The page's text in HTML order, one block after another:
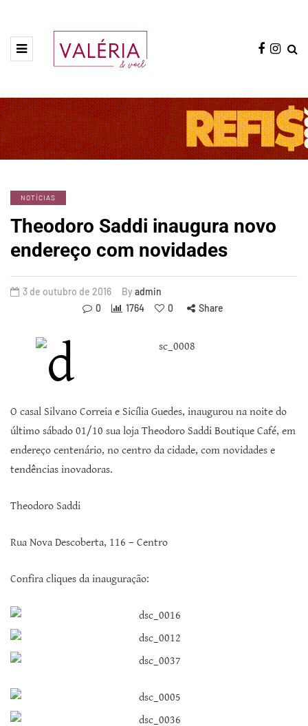
NOTÍCIAS
Theodoro Saddi inaugura novo
endereço com novidades
3 de outubro de 2016 By admin
0
1764 0 Share
O casal Silvano Correia e Sicília Guedes, inaugurou na noite do
último sábado 01/10 sua loja Theodoro Saddi Boutique Café, em
endereço centenário, no centro da cidade, com novidades e
tendências inovadoras.
Theodoro Saddi
Rua Nova Descoberta, 116 – Centro
Confira cliques da inauguração: